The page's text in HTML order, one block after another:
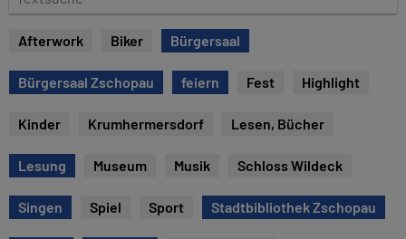
e
s
u
e
Afterwork Biker Bürgersaal
Bürgersaal Zschopau feiern Fest Highlight
Kinder Krumhermersdorf Lesen, Bücher
Lesung Museum Musik Schloss Wildeck
Singen Spiel Sport Stadtbibliothek Zschopau